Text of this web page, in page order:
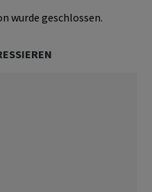
wurde geschlossen.